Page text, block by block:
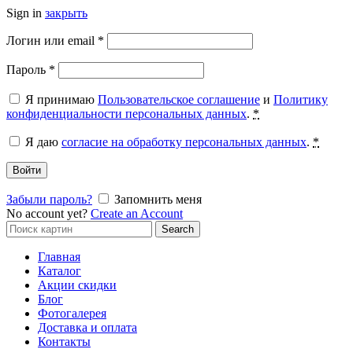
Sign in закрыть
Логин или email *
Пароль *
Я принимаю Пользовательское соглашение и Политику
конфиденциальности персональных данных. *
Я даю согласие на обработку персональных данных. *
Войти
Забыли пароль?
Запомнить меня
No account yet? Create an Account
Search
for:
Search
Главная
Каталог
Акции скидки
Блог
Фотогалерея
Доставка и оплата
Контакты